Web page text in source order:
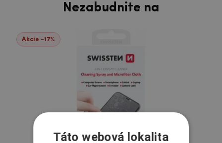
Nezabudnite na
Akcie -17%
Táto webová lokalita